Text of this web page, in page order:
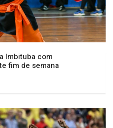
Imbituba com
fim de semana